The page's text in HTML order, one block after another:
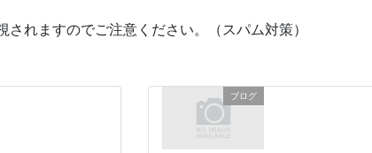
されますのでご注意ください。（スパム対策）
ブログ